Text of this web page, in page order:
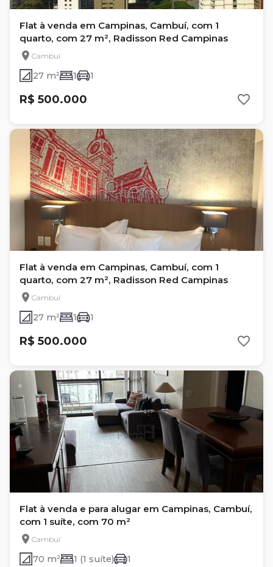
Flat à venda em Campinas, Cambuí, com 1
quarto, com 27 m², Radisson Red Campinas
Cambuí
27 m² 1 1
R$ 500.000
Flat à venda em Campinas, Cambuí, com 1
quarto, com 27 m², Radisson Red Campinas
Cambuí
27 m² 1 1
R$ 500.000
Flat à venda e para alugar em Campinas, Cambuí,
com 1 suíte, com 70 m²
Cambuí
70 m² 1 (1 suíte) 1